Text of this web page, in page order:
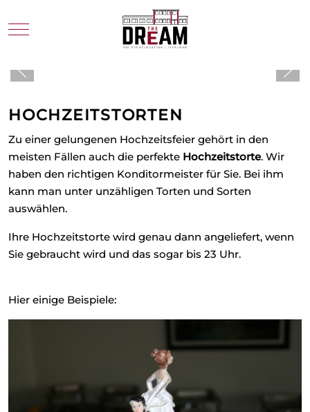
Mobile Menu Toggle
HOCHZEITSTORTEN
Zu einer gelungenen Hochzeitsfeier gehört in den
meisten Fällen auch die perfekte Hochzeitstorte. Wir
haben den richtigen Konditormeister für Sie. Bei ihm
kann man unter unzähligen Torten und Sorten
auswählen.
Ihre Hochzeitstorte wird genau dann angeliefert, wenn
Sie gebraucht wird und das sogar bis 23 Uhr.
Hier einige Beispiele: